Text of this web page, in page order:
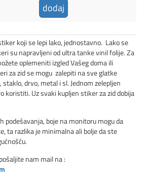
dodaj
koji se lepi lako, jednostavno. Lako se
su napravljeni od ultra tanke vinil folije. Za
oplemeniti izgled Vašeg doma ili
za zid se mogu zalepiti na sve glatke
drvo, metal i sl. Jednom zelepljen
koristiti. Uz svaki kupljen stiker za zid dobija
podešavanja, boje na monitoru mogu da
ta razlika je minimalna ali bolje da ste
nam mail na :